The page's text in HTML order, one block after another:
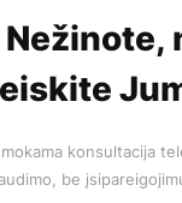
Nežinote,
konsultacija
be